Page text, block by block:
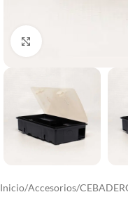
Inicio/Accesorios/